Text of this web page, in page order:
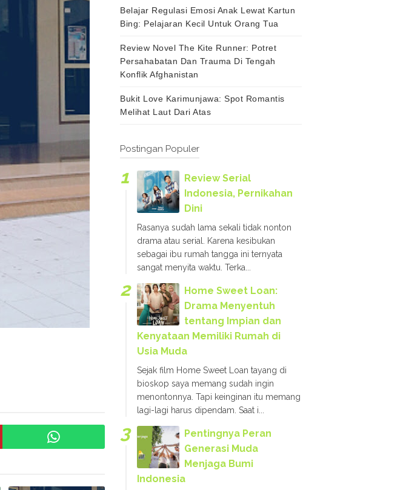
Belajar Regulasi Emosi Anak Lewat Kartun
Bing: Pelajaran Kecil Untuk Orang Tua
Review Novel The Kite Runner: Potret
Persahabatan Dan Trauma Di Tengah
Konflik Afghanistan
Bukit Love Karimunjawa: Spot Romantis
Melihat Laut Dari Atas
Postingan Populer
Review Serial
Indonesia, Pernikahan
Dini
Rasanya sudah lama sekali tidak nonton
drama atau serial. Karena kesibukan
sebagai ibu rumah tangga ini ternyata
sangat menyita waktu. Terka...
Home Sweet Loan:
Drama Menyentuh
tentang Impian dan
Kenyataan Memiliki Rumah di
Usia Muda
Sejak film Home Sweet Loan tayang di
bioskop saya memang sudah ingin
menontonnya. Tapi keinginan itu memang
lagi-lagi harus dipendam. Saat i...
Pentingnya Peran
Generasi Muda
Menjaga Bumi
Indonesia